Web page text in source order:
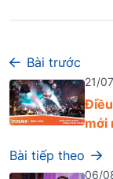
Bài trước
21/
mới
Bài tiếp theo
06/